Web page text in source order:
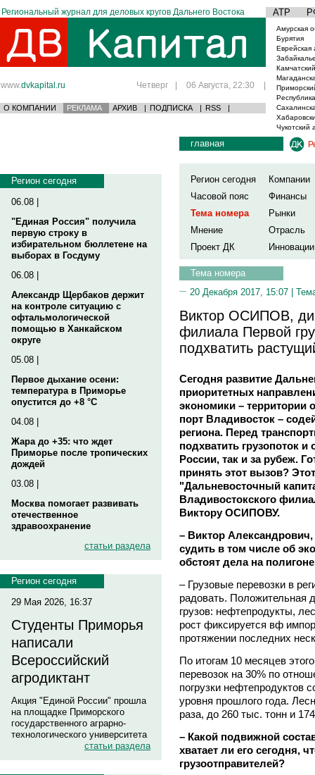
Региональный журнал для деловых кругов Дальнего Востока АТР
www.dvkapital.ru Четверг | 06 Августа, 22:30 |
О КОМПАНИИ РЕКЛАМА АРХИВ | ПОДПИСКА | RSS |
Амурская
Бурятия
Еврейская
Чукотский
Регион сегодня
06.08 |
"Единая Россия" получила
первую строку в
избирательном бюллетене на
выборах в Госдуму
06.08 |
Александр Щербаков держит
на контроле ситуацию с
офтальмологической
помощью в Ханкайском
округе
05.08 |
Первое дыхание осени:
температура в Приморье
опустится до +8 °C
04.08 |
Жара до +35: что ждет
Приморье после тропических
дождей
03.08 |
Москва помогает развивать
отечественное
здравоохранение
статьи раздела
Регион сегодня
29 Мая 2026, 16:37
Студенты Приморья
написали
Всероссийский
агродиктант
Акция "Единой России" прошла
на площадке Приморского
государственного аграрно-
технологического университета
статьи раздела
главная
Регион сегодня
Компании
Часовой пояс
Финансы
Тема номера
Рынки
Мнение
Отрасль
Проект ДК
Инновации
Тема номера
20 Декабря 2017, 15:07 |
Виктор ОСИПОВ,
филиала Первой
подхватить
Сегодня развитие
приоритетных
экономики – территории
порт Владивосток –
региона. Перед
подхватить грузопоток и
России, так и за рубеж.
принять этот вызов?
"Дальневосточный
Владивостокского
Виктору ОСИПОВУ.
– Виктор
судить в том числе об
обстоят дела на
– Грузовые перевозки в
радовать. Положительная
грузов: нефтепродукты,
рост фиксируется вф
протяжении последних
По итогам 10 месяцев
перевозок на 30% по
погрузки нефтепродуктов
уровня прошлого года.
раза, до 260 тыс. тонн и
– Какой подвижной
хватает ли его сегодня,
грузоотправителей?